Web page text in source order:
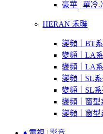
豪華 | 單冷.
HERAN 禾聯
變頻｜BT
變頻｜LA
變頻｜LA
變頻｜SL
變頻｜SL
變頻｜窗型
變頻｜窗型